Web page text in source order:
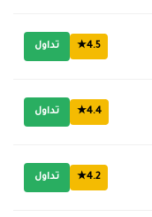
4.5★ تداول
4.4★ تداول
4.2★ تداول